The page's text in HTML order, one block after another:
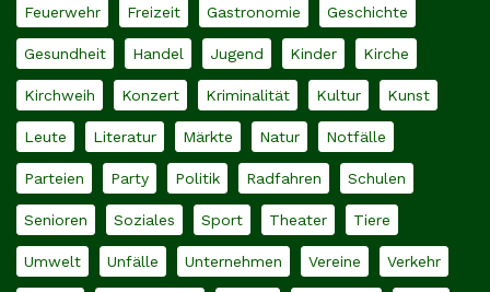
Feuerwehr Freizeit Gastronomie Geschichte
Gesundheit Handel Jugend Kinder Kirche
Kirchweih Konzert Kriminalität Kultur Kunst
Leute Literatur Märkte Natur Notfälle
Parteien Party Politik Radfahren Schulen
Senioren Soziales Sport Theater Tiere
Umwelt Unfälle Unternehmen Vereine Verkehr